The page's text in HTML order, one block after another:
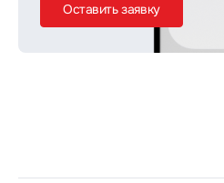
Оставить заявку